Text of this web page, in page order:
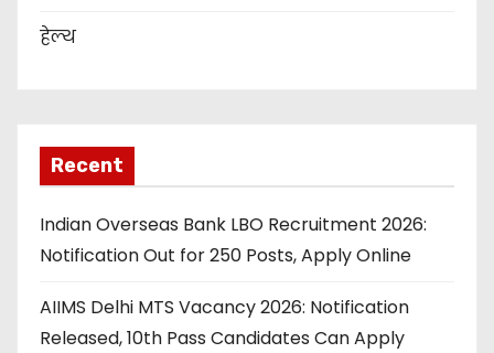
हेल्थ
Recent
Indian Overseas Bank LBO Recruitment 2026:
Notification Out for 250 Posts, Apply Online
AIIMS Delhi MTS Vacancy 2026: Notification
Released, 10th Pass Candidates Can Apply